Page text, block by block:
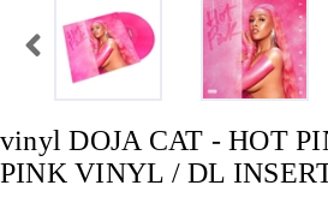
vinyl DOJA CAT - HOT
PINK VINYL / DL